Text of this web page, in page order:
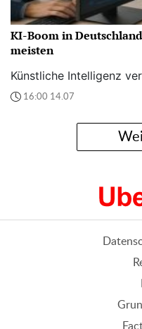
KI-Boom in
meisten
Künstliche Intelligenz
16:00 14.07